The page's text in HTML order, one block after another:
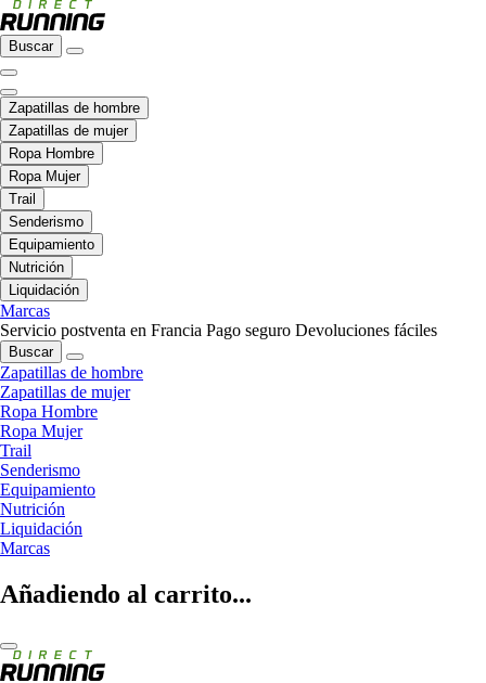
Buscar
Zapatillas de hombre
Zapatillas de mujer
Ropa Hombre
Ropa Mujer
Trail
Senderismo
Equipamiento
Nutrición
Liquidación
Marcas
Servicio postventa en Francia Pago seguro Devoluciones fáciles
Buscar
Zapatillas de hombre
Zapatillas de mujer
Ropa Hombre
Ropa Mujer
Trail
Senderismo
Equipamiento
Nutrición
Liquidación
Marcas
Añadiendo al carrito...